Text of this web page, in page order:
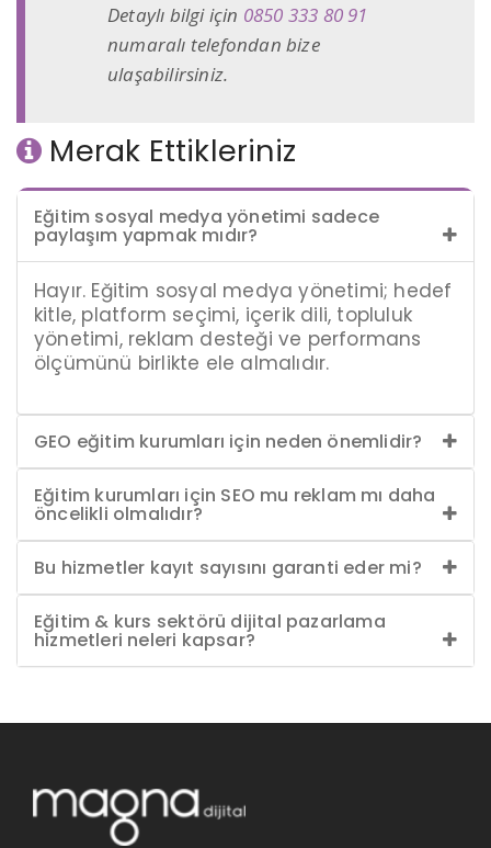
Detaylı bilgi için 0850 333 80 91
numaralı telefondan bize
ulaşabilirsiniz.
Merak Ettikleriniz
Eğitim sosyal medya yönetimi sadece
paylaşım yapmak mıdır?
Hayır. Eğitim sosyal medya yönetimi; hedef
kitle, platform seçimi, içerik dili, topluluk
yönetimi, reklam desteği ve performans
ölçümünü birlikte ele almalıdır.
GEO eğitim kurumları için neden önemlidir?
Eğitim kurumları için SEO mu reklam mı daha
öncelikli olmalıdır?
Bu hizmetler kayıt sayısını garanti eder mi?
Eğitim & kurs sektörü dijital pazarlama
hizmetleri neleri kapsar?